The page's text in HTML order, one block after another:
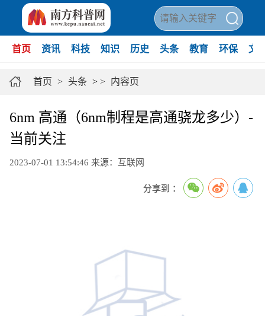
首页 资讯 科技 知识 历史 头条 教育 环保 文
首页 > 头条 > > 内容页
6nm 高通（6nm制程是高通骁龙多少）-
当前关注
2023-07-01 13:54:46 来源：互联网
分享到 ：